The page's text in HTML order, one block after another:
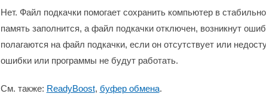
Нет. Файл подкачки помогает сохранить компьютер в
память заполнится, а файл подкачки отключен, возникнут
полагаются на файл подкачки, если он отсутствует или
ошибки или программы не будут работать.
См. также: ReadyBoost, буфер обмена.